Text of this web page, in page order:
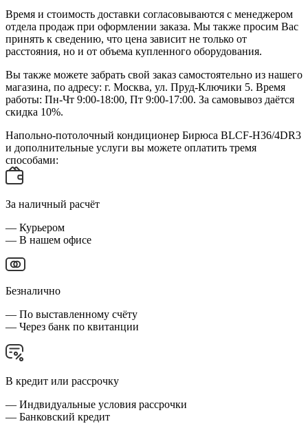
Время и стоимость доставки согласовываются с менеджером
отдела продаж при оформлении заказа. Мы также просим Вас
принять к сведению, что цена зависит не только от
расстояния, но и от объема купленного оборудования.
Вы также можете забрать свой заказ самостоятельно из нашего
магазина, по адресу: г. Москва, ул. Пруд-Ключики 5. Время
работы: Пн-Чт 9:00-18:00, Пт 9:00-17:00. За самовывоз даётся
скидка 10%.
Напольно-потолочный кондиционер Бирюса BLCF-H36/4DR3
и дополнительные услуги вы можете оплатить тремя
способами:
За наличный расчёт
— Курьером
— В нашем офисе
Безналично
— По выставленному счёту
— Через банк по квитанции
В кредит или рассрочку
— Индвидуальные условия рассрочки
— Банковский кредит